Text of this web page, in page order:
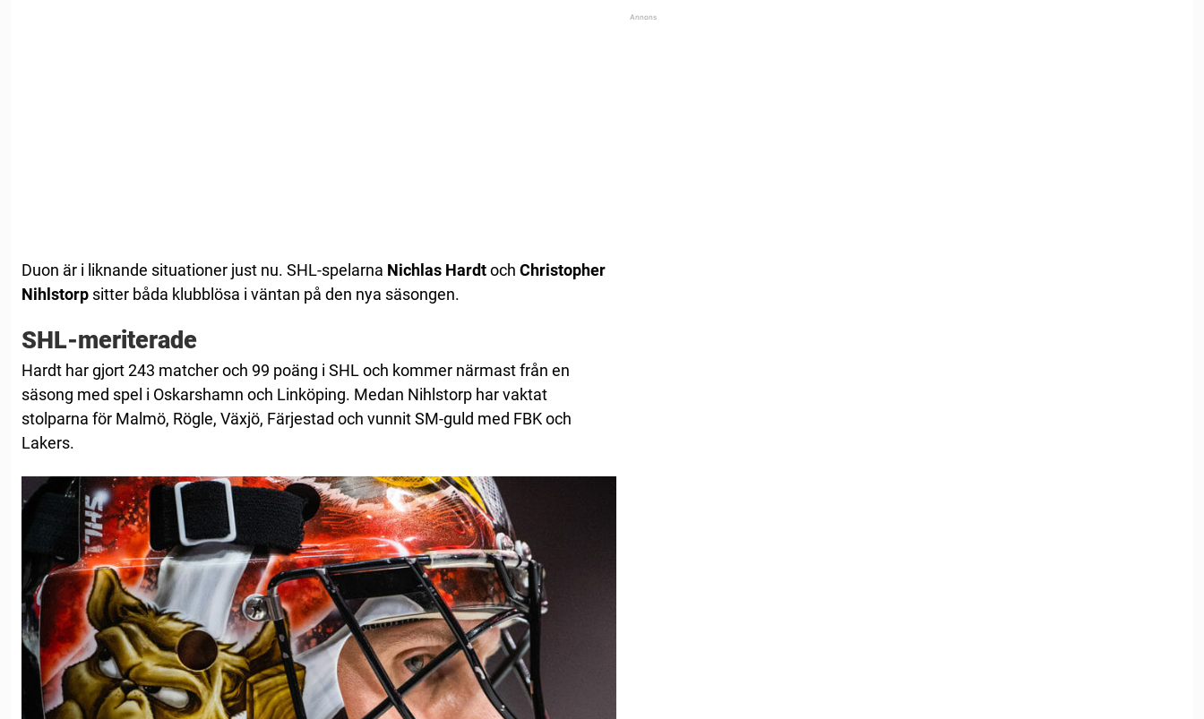
Duon är i liknande situationer just nu. SHL-spelarna Nichlas Hardtoch Christopher
Nihlstorp sitter båda klubblösa i väntan på den nya säsongen.
SHL-meriterade
Hardt har gjort 243 matcher och 99 poäng i SHL och kommer närmast från en
säsong med spel i Oskarshamn och Linköping. Medan Nihlstorp har vaktat
stolparna för Malmö, Rögle, Växjö, Färjestad och vunnit SM-guld med FBK och
Lakers.